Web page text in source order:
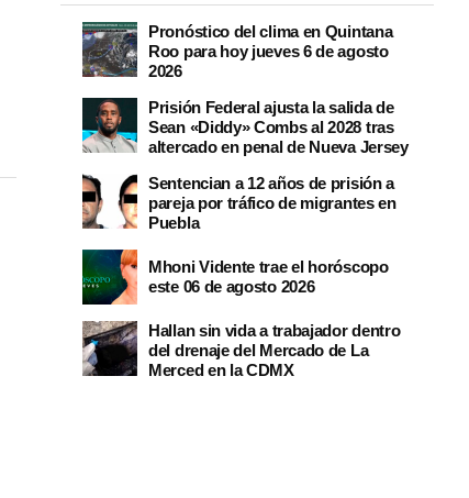
Pronóstico del clima en Quintana
Roo para hoy jueves 6 de agosto
2026
Prisión Federal ajusta la salida de
Sean «Diddy» Combs al 2028 tras
altercado en penal de Nueva Jersey
Sentencian a 12 años de prisión a
pareja por tráfico de migrantes en
Puebla
Mhoni Vidente trae el horóscopo
este 06 de agosto 2026
Hallan sin vida a trabajador dentro
del drenaje del Mercado de La
Merced en la CDMX